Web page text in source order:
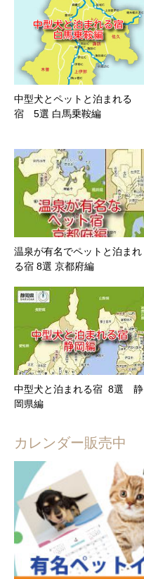
中型犬とペットと泊まれる
宿 5選 白馬乗鞍編
温泉が有名でペットと泊まれ
る宿 8選 京都府編
中型犬と泊まれる宿 8選 静
岡県編
カレンダー販売中